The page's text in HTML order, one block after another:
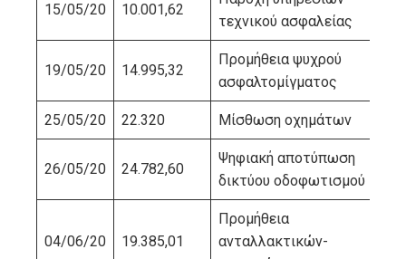
15/05/20 10.001,62
τεχνικού ασφαλείας
19/05/20 14.995,32
Προμήθεια ψυχρού
ασφαλτομίγματος
25/05/20 22.320 Μίσθωση οχημάτων
26/05/20 24.782,60
Ψηφιακή αποτύπωση
δικτύου οδοφωτισμού
04/06/20 19.385,01
Προμήθεια
ανταλλακτικών-